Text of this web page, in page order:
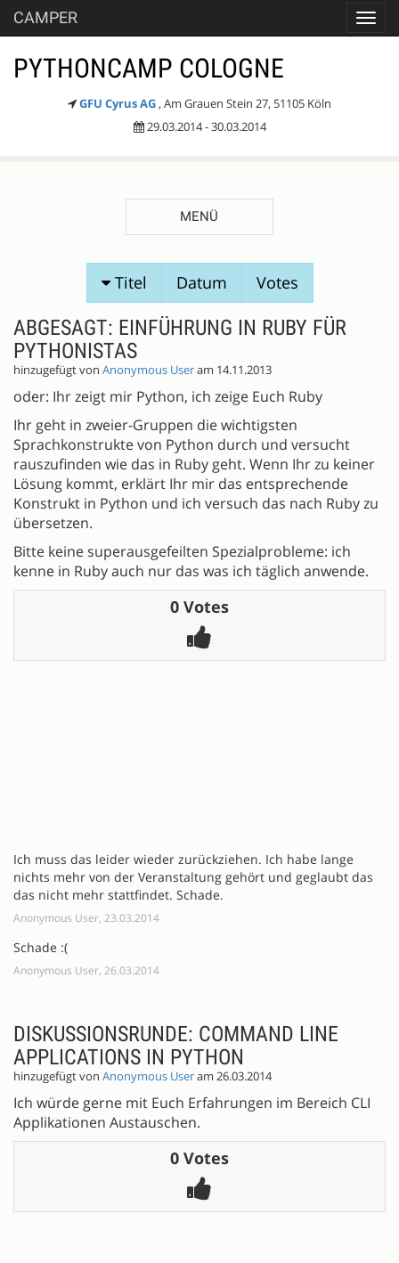
CAMPER
PYTHONCAMP COLOGNE
GFU Cyrus AG , Am Grauen Stein 27, 51105 Köln
29.03.2014 - 30.03.2014
MENÜ
SESSIONVORSCHLÄGE
Titel Datum Votes
ABGESAGT: EINFÜHRUNG IN RUBY FÜR
PYTHONISTAS
hinzugefügt von Anonymous Useram 14.11.2013
oder: Ihr zeigt mir Python, ich zeige Euch Ruby
Ihr geht in zweier-Gruppen die wichtigsten
Sprachkonstrukte von Python durch und versucht
rauszufinden wie das in Ruby geht. Wenn Ihr zu keiner
Lösung kommt, erklärt Ihr mir das entsprechende
Konstrukt in Python und ich versuch das nach Ruby zu
übersetzen.
Bitte keine superausgefeilten Spezialprobleme: ich
kenne in Ruby auch nur das was ich täglich anwende.
0 Votes
Ich muss das leider wieder zurückziehen. Ich habe lange
nichts mehr von der Veranstaltung gehört und geglaubt das
das nicht mehr stattfindet. Schade.
Anonymous User, 23.03.2014
Schade :(
Anonymous User, 26.03.2014
DISKUSSIONSRUNDE: COMMAND LINE
APPLICATIONS IN PYTHON
hinzugefügt von Anonymous Useram 26.03.2014
Ich würde gerne mit Euch Erfahrungen im Bereich CLI
Applikationen Austauschen.
0 Votes